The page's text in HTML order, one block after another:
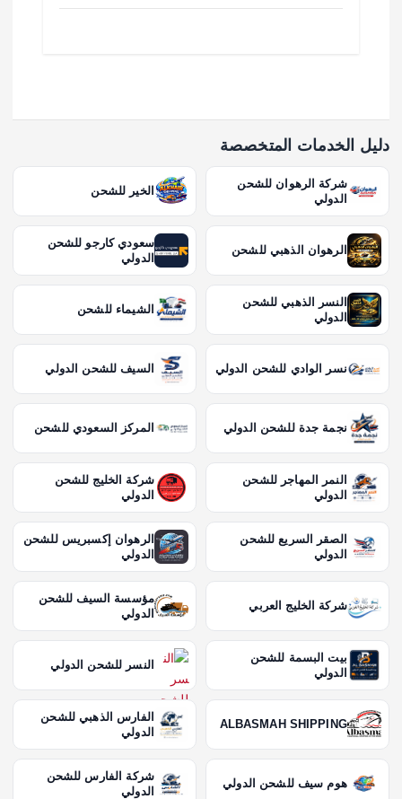
دليل الخدمات المتخصصة
شركة الرهوان للشحن
الدولي
الخير للشحن
الرهوان الذهبي للشحن
سعودي كارجو للشحن
الدولي
النسر الذهبي للشحن
الدولي
الشيماء للشحن
نسر الوادي للشحن الدولي السيف للشحن الدولي
نجمة جدة للشحن الدولي المركز السعودي للشحن
النمر المهاجر للشحن
الدولي
شركة الخليج للشحن
الدولي
الصقر السريع للشحن
الدولي
الرهوان إكسبريس للشحن
الدولي
شركة الخليج العربي
مؤسسة السيف للشحن
الدولي
بيت البسمة للشحن
الدولي
النسر للشحن الدولي
ALBASMAH SHIPPING
الفارس الذهبي للشحن
الدولي
هوم سيف للشحن الدولي
شركة الفارس للشحن
الدولي